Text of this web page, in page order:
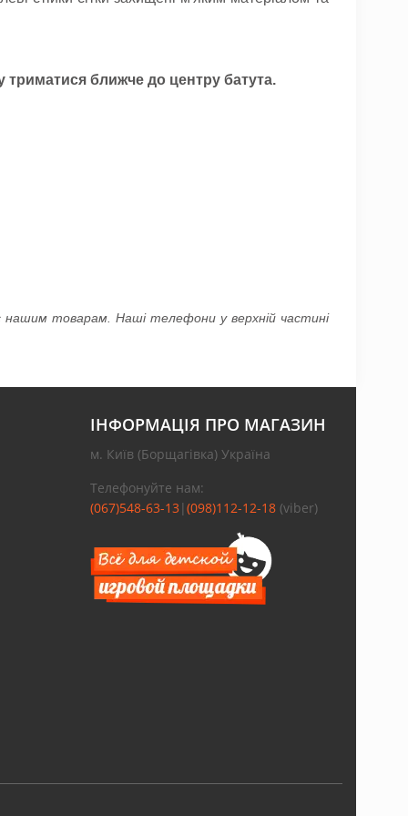
триматися ближче до центру батута.
нашим товарам. Наші телефони у верхній частині
ІНФОРМАЦІЯ ПРО МАГАЗИН
м. Київ (Борщагівка) Україна
Телефонуйте нам:
(067)548-63-13| (098)112-12-18(viber)